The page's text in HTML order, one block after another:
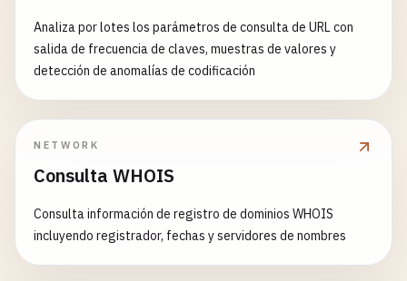
Analiza por lotes los parámetros de consulta de URL con
salida de frecuencia de claves, muestras de valores y
detección de anomalías de codificación
NETWORK
Consulta WHOIS
Consulta información de registro de dominios WHOIS
incluyendo registrador, fechas y servidores de nombres